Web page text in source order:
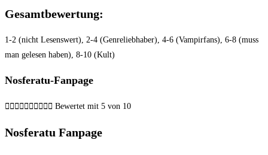
Gesamtbewertung:
1-2 (nicht Lesenswert), 2-4 (Genreliebhaber), 4-6 (Vampirfans), 6-8 (muss
man gelesen haben), 8-10 (Kult)
Nosferatu-Fanpage
          Bewertet mit 5 von 10
Nosferatu Fanpage